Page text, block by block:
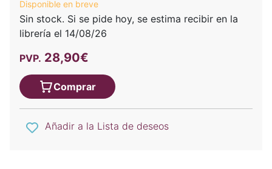
Disponible en breve
Sin stock. Si se pide hoy, se estima recibir en la
librería el 14/08/26
PVP. 28,90€
Comprar
Añadir a la Lista de deseos